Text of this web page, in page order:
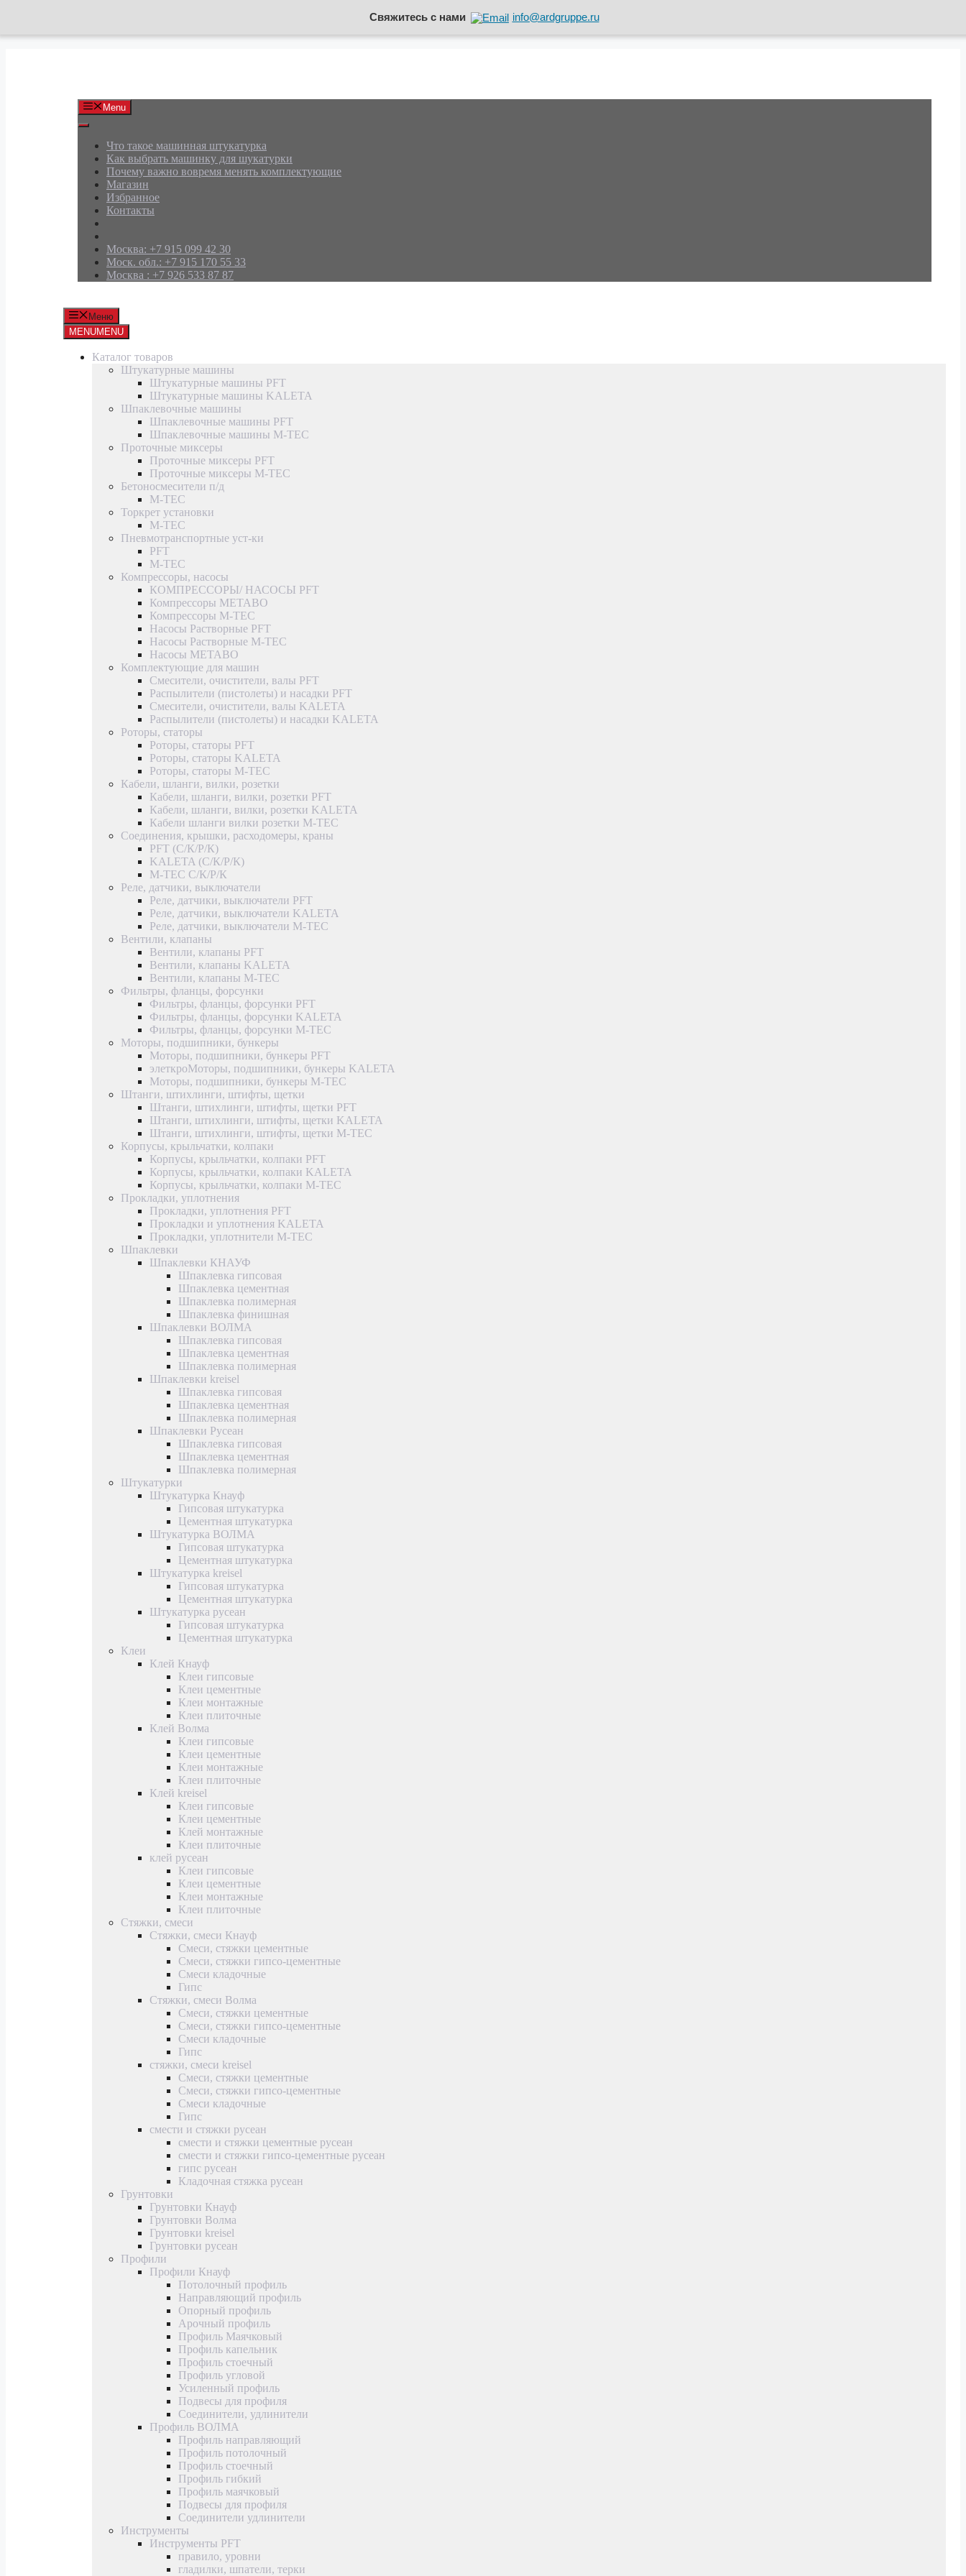
Свяжитесь с нами info@ardgruppe.ru
Menu
Что такое машинная штукатурка
Как выбрать машинку для шукатурки
Почему важно вовремя менять комплектующие
Магазин
Избранное
Контакты
Москва: +7 915 099 42 30
Моск. обл.: +7 915 170 55 33
Москва : +7 926 533 87 87
Меню
MENUMENU
Каталог товаров
Штукатурные машины
Штукатурные машины PFT
Штукатурные машины KALETA
Шпаклевочные машины
Шпаклевочные машины PFT
Шпаклевочные машины M-TEC
Проточные миксеры
Проточные миксеры PFT
Проточные миксеры M-TEC
Бетоносмесители п/д
M-TEC
Торкрет установки
M-TEC
Пневмотранспортные уст-ки
PFT
M-TEC
Компрессоры, насосы
КОМПРЕССОРЫ/ НАСОСЫ PFT
Компрессоры METABO
Компрессоры M-TEC
Насосы Растворные PFT
Насосы Растворные M-TEC
Насосы METABO
Комплектующие для машин
Смесители, очистители, валы PFT
Распылители (пистолеты) и насадки PFT
Смесители, очистители, валы KALETA
Распылители (пистолеты) и насадки KALETA
Роторы, статоры
Роторы, статоры PFT
Роторы, статоры KALETA
Роторы, статоры M-TEC
Кабели, шланги, вилки, розетки
Кабели, шланги, вилки, розетки PFT
Кабели, шланги, вилки, розетки KALETA
Кабели шланги вилки розетки M-TEC
Соединения, крышки, расходомеры, краны
PFT (С/К/Р/К)
KALETA (С/К/Р/К)
M-TEC С/К/Р/К
Реле, датчики, выключатели
Реле, датчики, выключатели PFT
Реле, датчики, выключатели KALETA
Реле, датчики, выключатели M-TEC
Вентили, клапаны
Вентили, клапаны PFT
Вентили, клапаны KALETA
Вентили, клапаны M-TEC
Фильтры, фланцы, форсунки
Фильтры, фланцы, форсунки PFT
Фильтры, фланцы, форсунки KALETA
Фильтры, фланцы, форсунки M-TEC
Моторы, подшипники, бункеры
Моторы, подшипники, бункеры PFT
элеткроМоторы, подшипники, бункеры KALETA
Моторы, подшипники, бункеры M-TEC
Штанги, штихлинги, штифты, щетки
Штанги, штихлинги, штифты, щетки PFT
Штанги, штихлинги, штифты, щетки KALETA
Штанги, штихлинги, штифты, щетки M-TEC
Корпусы, крыльчатки, колпаки
Корпусы, крыльчатки, колпаки PFT
Корпусы, крыльчатки, колпаки KALETA
Корпусы, крыльчатки, колпаки M-TEC
Прокладки, уплотнения
Прокладки, уплотнения PFT
Прокладки и уплотнения KALETA
Прокладки, уплотнители M-TEC
Шпаклевки
Шпаклевки КНАУФ
Шпаклевка гипсовая
Шпаклевка цементная
Шпаклевка полимерная
Шпаклевка финишная
Шпаклевки ВОЛМА
Шпаклевка гипсовая
Шпаклевка цементная
Шпаклевка полимерная
Шпаклевки kreisel
Шпаклевка гипсовая
Шпаклевка цементная
Шпаклевка полимерная
Шпаклевки Русеан
Шпаклевка гипсовая
Шпаклевка цементная
Шпаклевка полимерная
Штукатурки
Штукатурка Кнауф
Гипсовая штукатурка
Цементная штукатурка
Штукатурка ВОЛМА
Гипсовая штукатурка
Цементная штукатурка
Штукатурка kreisel
Гипсовая штукатурка
Цементная штукатурка
Штукатурка русеан
Гипсовая штукатурка
Цементная штукатурка
Клеи
Клей Кнауф
Клеи гипсовые
Клеи цементные
Клеи монтажные
Клеи плиточные
Клей Волма
Клеи гипсовые
Клеи цементные
Клеи монтажные
Клеи плиточные
Клей kreisel
Клеи гипсовые
Клеи цементные
Клей монтажные
Клеи плиточные
клей русеан
Клеи гипсовые
Клеи цементные
Клеи монтажные
Клеи плиточные
Стяжки, смеси
Стяжки, смеси Кнауф
Смеси, стяжки цементные
Смеси, стяжки гипсо-цементные
Смеси кладочные
Гипс
Стяжки, смеси Волма
Смеси, стяжки цементные
Смеси, стяжки гипсо-цементные
Смеси кладочные
Гипс
стяжки, смеси kreisel
Смеси, стяжки цементные
Смеси, стяжки гипсо-цементные
Смеси кладочные
Гипс
смести и стяжки русеан
смести и стяжки цементные русеан
смести и стяжки гипсо-цементные русеан
гипс русеан
Кладочная стяжка русеан
Грунтовки
Грунтовки Кнауф
Грунтовки Волма
Грунтовки kreisel
Грунтовки русеан
Профили
Профили Кнауф
Потолочный профиль
Направляющий профиль
Опорный профиль
Арочный профиль
Профиль Маячковый
Профиль капельник
Профиль стоечный
Профиль угловой
Усиленный профиль
Подвесы для профиля
Соединители, удлинители
Профиль ВОЛМА
Профиль направляющий
Профиль потолочный
Профиль стоечный
Профиль гибкий
Профиль маячковый
Подвесы для профиля
Соединители удлинители
Инструменты
Инструменты PFT
правило, уровни
гладилки, шпатели, терки